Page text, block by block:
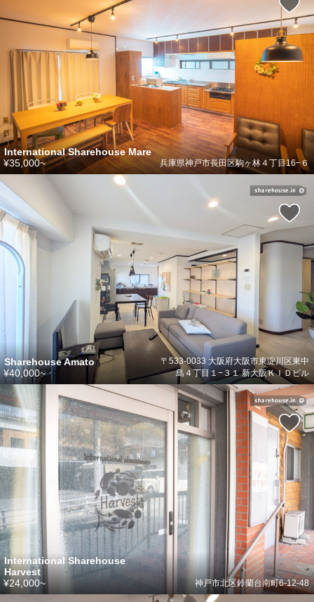
International Sharehouse Mare
兵庫県神戸市長田区駒ヶ林４丁目16−６
¥35,000~
Sharehouse Amato
〒533-0033 大阪府大阪市東淀川区東中
島４丁目１−３１ 新大阪ＫＩＤビル
¥40,000~
International Sharehouse
Harvest
神戸市北区鈴蘭台南町6-12-48
¥24,000~